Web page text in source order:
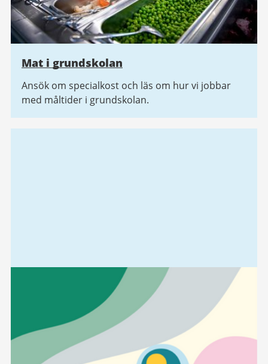
Mat i grundskolan
Ansök om specialkost och läs om hur vi jobbar
med måltider i grundskolan.